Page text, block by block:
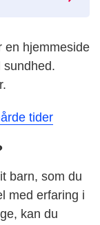
en hjemmeside
sundhed.
tider
barn, som du
med erfaring i
kan du